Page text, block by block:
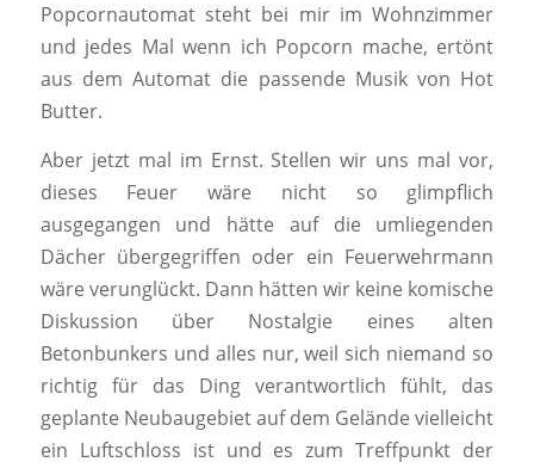
Popcornautomat steht bei mir im Wohnzimmer
und jedes Mal wenn ich Popcorn mache, ertönt
aus dem Automat die passende Musik von Hot
Butter.
Aber jetzt mal im Ernst. Stellen wir uns mal vor,
dieses Feuer wäre nicht so glimpflich
ausgegangen und hätte auf die umliegenden
Dächer übergegriffen oder ein Feuerwehrmann
wäre verunglückt. Dann hätten wir keine komische
Diskussion über Nostalgie eines alten
Betonbunkers und alles nur, weil sich niemand so
richtig für das Ding verantwortlich fühlt, das
geplante Neubaugebiet auf dem Gelände vielleicht
ein Luftschloss ist und es zum Treffpunkt der